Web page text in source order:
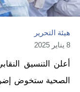
هيئة التحرير
8 يناير 2025
أعلن التنسيق